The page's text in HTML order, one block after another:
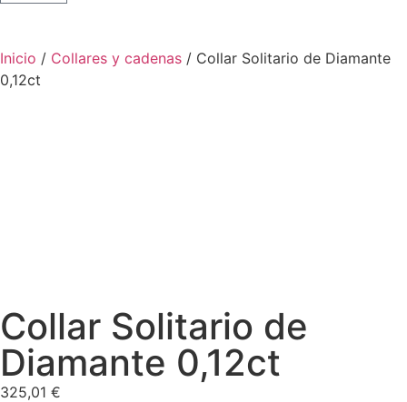
Inicio / Collares y cadenas / Collar Solitario de Diamante
0,12ct
Collar Solitario de
Diamante 0,12ct
325,01 €